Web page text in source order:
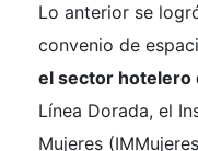
Lo anterior se
convenio de
el sector hotelero
Línea Dorada, el
Mujeres